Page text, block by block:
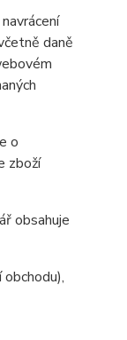
daně
o
zboží
obsahuje